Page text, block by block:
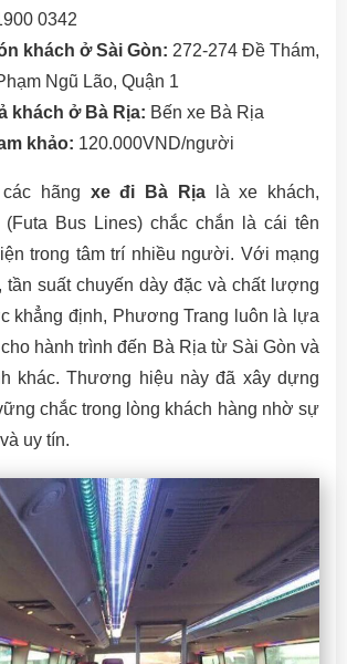
0342
khách ở Sài Gòn: 272-274 Đề Thám,
Ngũ Lão, Quận 1
khách ở Bà Rịa: Bến xe Bà Rịa
khảo: 120.000VND/người
hãng xe đi Bà Rịalà xe khách,
(Futa Bus Lines) chắc chắn là cái tên
trong tâm trí nhiều người. Với mạng
tần suất chuyến dày đặc và chất lượng
khẳng định, Phương Trang luôn là lựa
hành trình đến Bà Rịa từ Sài Gòn và
khác. Thương hiệu này đã xây dựng
chắc trong lòng khách hàng nhờ sự
uy tín.